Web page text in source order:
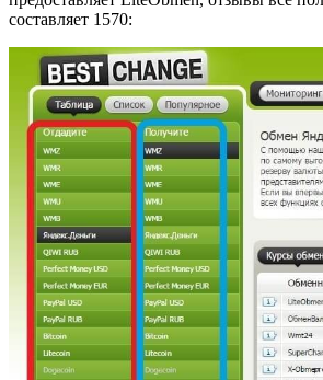
составляет 1570: